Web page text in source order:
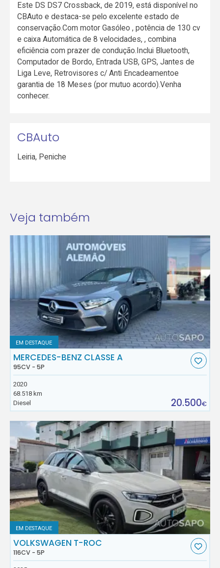
Este DS DS7 Crossback, de 2019, está disponível no
CBAuto e destaca-se pelo excelente estado de
conservação.Com motor Gasóleo , potência de 130 cv
e caixa Automática de 8 velocidades, , combina
eficiência com prazer de condução.Inclui Bluetooth,
Computador de Bordo, Entrada USB, GPS, Jantes de
Liga Leve, Retrovisores c/ Anti Encadeamentoe
garantia de 18 Meses (por mutuo acordo).Venha
conhecer.
CBAuto
Leiria, Peniche
Veja também
EM DESTAQUE
MERCEDES-BENZ CLASSE A
95CV - 5P
2020
68.518 km
Diesel
20.500€
EM DESTAQUE
VOLKSWAGEN T-ROC
116CV - 5P